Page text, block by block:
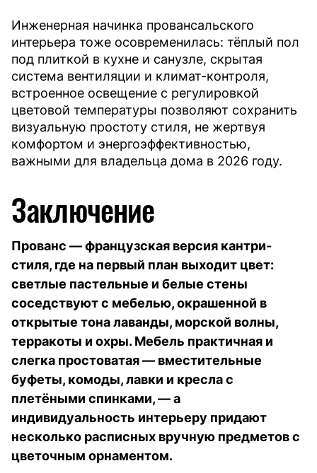
Инженерная начинка провансальского
интерьера тоже осовременилась: тёплый пол
под плиткой в кухне и санузле, скрытая
система вентиляции и климат-контроля,
встроенное освещение с регулировкой
цветовой температуры позволяют сохранить
визуальную простоту стиля, не жертвуя
комфортом и энергоэффективностью,
важными для владельца дома в 2026 году.
Заключение
Прованс — французская версия кантри-
стиля, где на первый план выходит цвет:
светлые пастельные и белые стены
соседствуют с мебелью, окрашенной в
открытые тона лаванды, морской волны,
терракоты и охры. Мебель практичная и
слегка простоватая — вместительные
буфеты, комоды, лавки и кресла с
плетёными спинками, — а
индивидуальность интерьеру придают
несколько расписных вручную предметов с
цветочным орнаментом.